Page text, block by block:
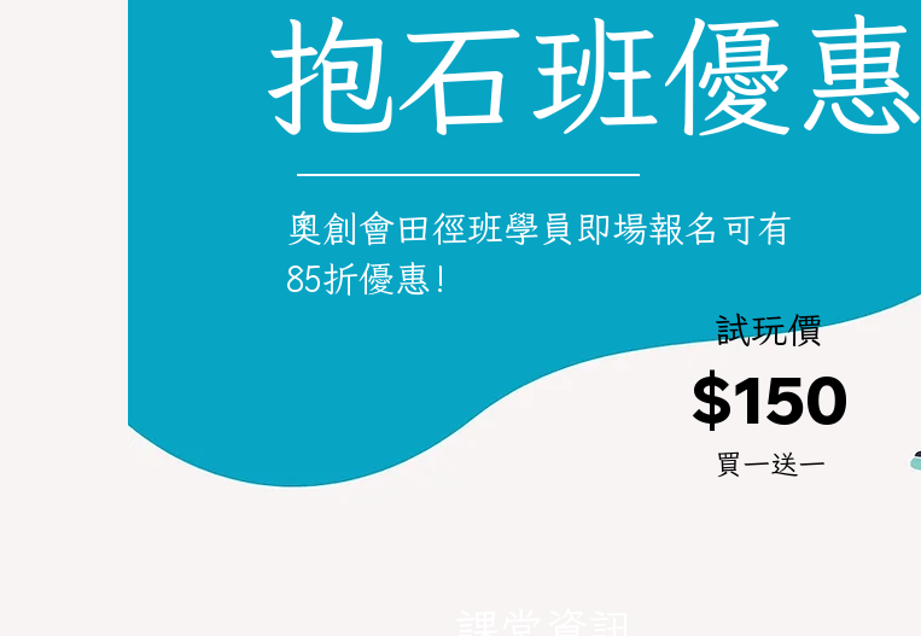
抱石班優惠
奧創會田徑班學員即場報名可有
85折優惠!
試玩價
$150
買一送一